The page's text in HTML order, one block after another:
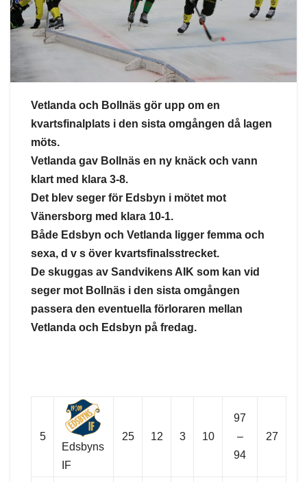
Vetlanda och Bollnäs gör upp om en
kvartsfinalplats i den sista omgången då lagen
möts.
Vetlanda gav Bollnäs en ny knäck och vann
klart med klara 3-8.
Det blev seger för Edsbyn i mötet mot
Vänersborg med klara 10-1.
Både Edsbyn och Vetlanda ligger femma och
sexa, d v s över kvartsfinalsstrecket.
De skuggas av Sandvikens AIK som kan vid
seger mot Bollnäs i den sista omgången
passera den eventuella förloraren mellan
Vetlanda och Edsbyn på fredag.
5
Edsbyns
IF
25 12 3 10
97
–
94
27